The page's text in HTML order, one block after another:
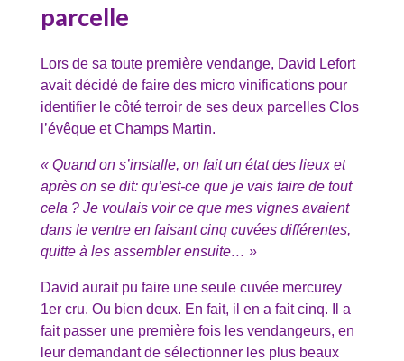
parcelle
Lors de sa toute première vendange, David Lefort
avait décidé de faire des micro vinifications pour
identifier le côté terroir de ses deux parcelles Clos
l’évêque et Champs Martin.
« Quand on s’installe, on fait un état des lieux et
après on se dit: qu’est-ce que je vais faire de tout
cela ? Je voulais voir ce que mes vignes avaient
dans le ventre en faisant cinq cuvées différentes,
quitte à les assembler ensuite… »
David aurait pu faire une seule cuvée mercurey
1er cru. Ou bien deux. En fait, il en a fait cinq. Il a
fait passer une première fois les vendangeurs, en
leur demandant de sélectionner les plus beaux